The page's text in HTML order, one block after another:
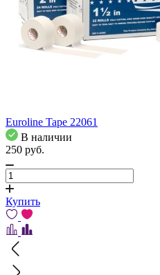
Euroline Tape 22061
В наличии
250 pуб.
Купить